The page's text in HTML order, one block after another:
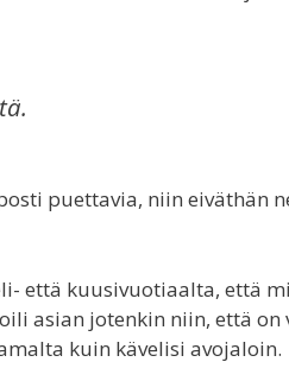
puettavia, niin eiväthän
että kuusivuotiaalta, että
asian jotenkin niin, että on
kuin kävelisi avojaloin.